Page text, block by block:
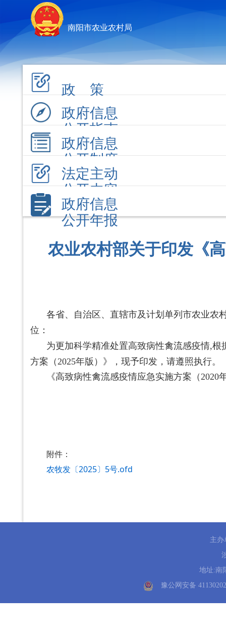
南阳市农业农村局
政 策
政府信息
公开指南
政府信息
公开制度
法定主动
公开内容
政府信息
公开年报
农业农村部关于印发《
各省、自治区、直辖市及计划单列市农业农
位：
为更加科学精准处置高致病性禽流感疫情,
方案（2025年版）》，现予印发，请遵照执行。
《高致病性禽流感疫情应急实施方案（2020
附件：
农牧发〔2025〕5号.ofd
主办
地址:南
豫公网安备